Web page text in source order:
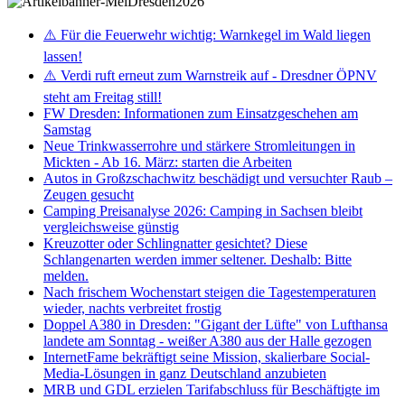
⚠️ Für die Feuerwehr wichtig: Warnkegel im Wald liegen
lassen!
⚠️ Verdi ruft erneut zum Warnstreik auf - Dresdner ÖPNV
steht am Freitag still!
FW Dresden: Informationen zum Einsatzgeschehen am
Samstag
Neue Trinkwasserrohre und stärkere Stromleitungen in
Mickten - Ab 16. März: starten die Arbeiten
Autos in Großzschachwitz beschädigt und versuchter Raub –
Zeugen gesucht
Camping Preisanalyse 2026: Camping in Sachsen bleibt
vergleichsweise günstig
Kreuzotter oder Schlingnatter gesichtet? Diese
Schlangenarten werden immer seltener. Deshalb: Bitte
melden.
Nach frischem Wochenstart steigen die Tagestemperaturen
wieder, nachts verbreitet frostig
Doppel A380 in Dresden: "Gigant der Lüfte" von Lufthansa
landete am Sonntag - weißer A380 aus der Halle gezogen
InternetFame bekräftigt seine Mission, skalierbare Social-
Media-Lösungen in ganz Deutschland anzubieten
MRB und GDL erzielen Tarifabschluss für Beschäftigte im